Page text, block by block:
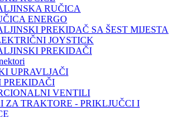
RUČICA
ENERGO
PREKIDAČ SA ŠEST MIJESTA
JOYSTICK
PREKIDAČI
UPRAVLJAČI
PREKIDAČI
VENTILI
ZA TRAKTORE - PRIKLJUČCI I